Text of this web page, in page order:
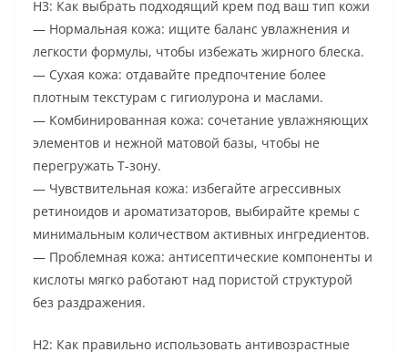
H3: Как выбрать подходящий крем под ваш тип кожи
— Нормальная кожа: ищите баланс увлажнения и
легкости формулы, чтобы избежать жирного блеска.
— Сухая кожа: отдавайте предпочтение более
плотным текстурам с гигиолурона и маслами.
— Комбинированная кожа: сочетание увлажняющих
элементов и нежной матовой базы, чтобы не
перегружать Т-зону.
— Чувствительная кожа: избегайте агрессивных
ретиноидов и ароматизаторов, выбирайте кремы с
минимальным количеством активных ингредиентов.
— Проблемная кожа: антисептические компоненты и
кислоты мягко работают над пористой структурой
без раздражения.
H2: Как правильно использовать антивозрастные